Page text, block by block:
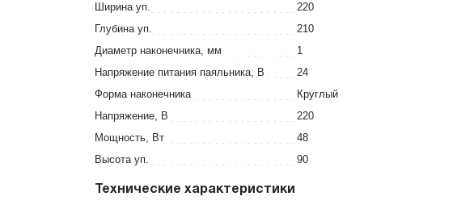
Ширина уп.
220
Глубина уп.
210
Диаметр наконечника, мм
1
Напряжение питания паяльника, В
24
Форма наконечника
Круглый
Напряжение, В
220
Мощность, Вт
48
Высота уп.
90
Технические характеристики